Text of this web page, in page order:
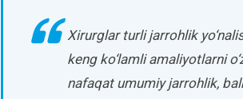
Xirurglar turli jarrohlik
keng ko‘lamli amaliyotlarni
nafaqat umumiy jarrohlik,